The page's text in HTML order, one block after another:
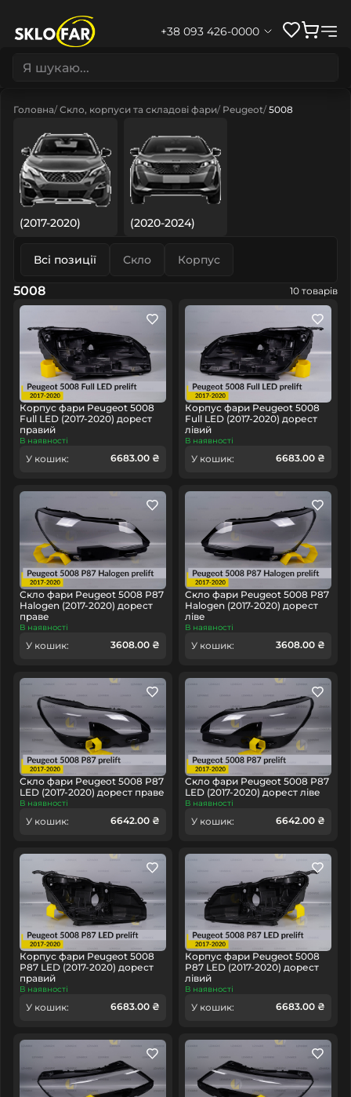
+38 093 426-0000
Головна Скло, корпуси та складові фари Peugeot 5008
(2017-2020) (2020-2024)
Всі позиції Скло Корпус
5008 10 товарів
Корпус фари Peugeot 5008
Full LED (2017-2020) дорест
правий
В наявності
У кошик: 6683.00 ₴
Корпус фари Peugeot 5008
Full LED (2017-2020) дорест
лівий
В наявності
У кошик: 6683.00 ₴
Скло фари Peugeot 5008 P87
Halogen (2017-2020) дорест
праве
В наявності
У кошик: 3608.00 ₴
Скло фари Peugeot 5008 P87
Halogen (2017-2020) дорест
ліве
В наявності
У кошик: 3608.00 ₴
Скло фари Peugeot 5008 P87
LED (2017-2020) дорест праве
В наявності
У кошик: 6642.00 ₴
Скло фари Peugeot 5008 P87
LED (2017-2020) дорест ліве
В наявності
У кошик: 6642.00 ₴
Корпус фари Peugeot 5008
P87 LED (2017-2020) дорест
правий
В наявності
У кошик: 6683.00 ₴
Корпус фари Peugeot 5008
P87 LED (2017-2020) дорест
лівий
В наявності
У кошик: 6683.00 ₴